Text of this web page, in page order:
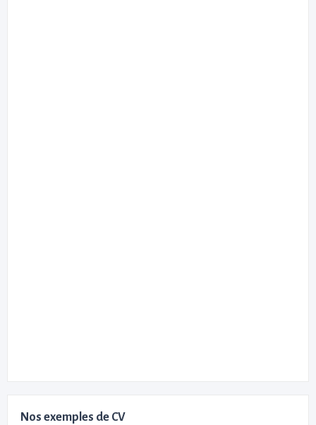
Nos exemples de CV